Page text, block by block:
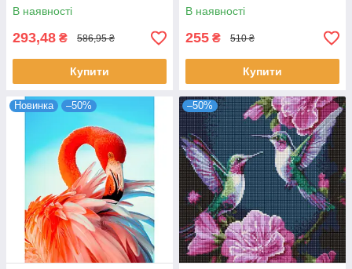
В наявності
293,48 ₴ 586,95 ₴
Купити
В наявності
255 ₴ 510 ₴
Купити
Новинка –50% –50%